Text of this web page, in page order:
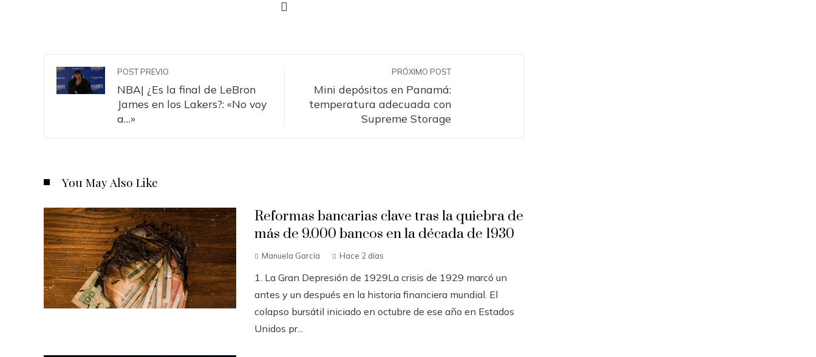
POST PREVIO
NBA| ¿Es la final de LeBron
James en los Lakers?: «No voy
a…»
PRÓXIMO POST
Mini depósitos en Panamá:
temperatura adecuada con
Supreme Storage
You May Also Like
Reformas bancarias clave tras la quiebra de
más de 9.000 bancos en la década de 1930
Manuela García Hace 2 días
1. La Gran Depresión de 1929La crisis de 1929 marcó un
antes y un después en la historia financiera mundial. El
colapso bursátil iniciado en octubre de ese año en Estados
Unidos pr...